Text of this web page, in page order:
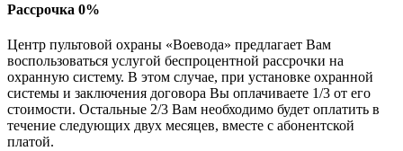
Рассрочка 0%
Центр пультовой охраны «Воевода» предлагает Вам
воспользоваться услугой беспроцентной рассрочки на
охранную систему. В этом случае, при установке охранной
системы и заключения договора Вы оплачиваете 1/3 от его
стоимости. Остальные 2/3 Вам необходимо будет оплатить в
течение следующих двух месяцев, вместе с абонентской
платой.